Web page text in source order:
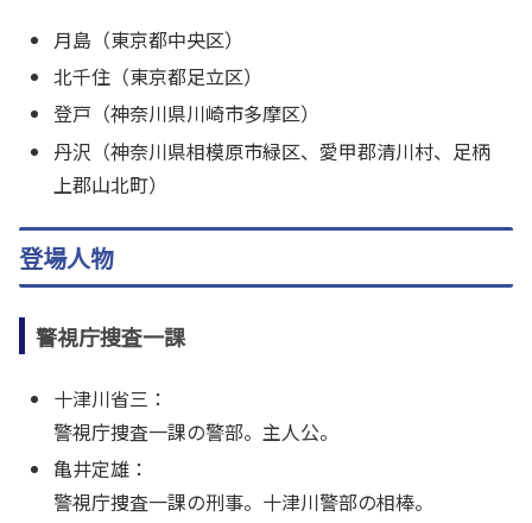
月島（東京都中央区）
北千住（東京都足立区）
登戸（神奈川県川崎市多摩区）
丹沢（神奈川県相模原市緑区、愛甲郡清川村、足柄
上郡山北町）
登場人物
警視庁捜査一課
十津川省三：
警視庁捜査一課の警部。主人公。
亀井定雄：
警視庁捜査一課の刑事。十津川警部の相棒。